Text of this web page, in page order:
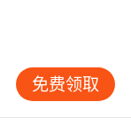
象概念了
免费领取